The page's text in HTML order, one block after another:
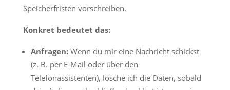
Speicherfristen vorschreiben.
Konkret bedeutet das:
Anfragen:Wenn du mir eine Nachricht schickst
(z. B. per E-Mail oder über den
Telefonassistenten), lösche ich die Daten, sobald